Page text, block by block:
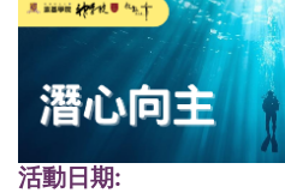
活動日期: